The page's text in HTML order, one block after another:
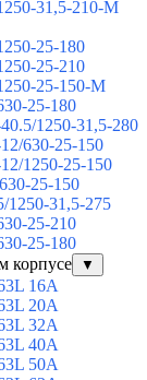
31,5-210-М
25-180
25-210
25-150-М
25-180
1250-31,5-280
630-25-150
1250-25-150
25-150
31,5-275
25-210
25-180
корпусе
▼
16A
20A
32A
40A
50A